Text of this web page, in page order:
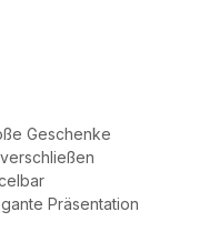
Geschenke
Präsentation